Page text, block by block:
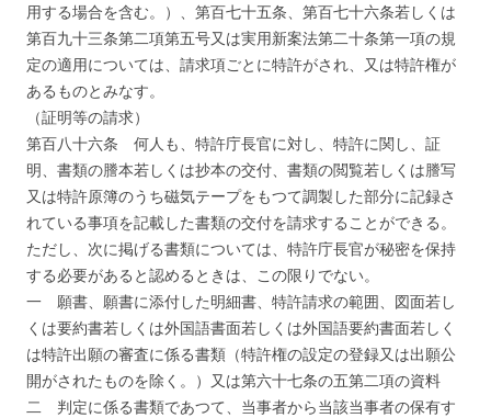
用する場合を含む。）、第百七十五条、第百七十六条若しくは
第百九十三条第二項第五号又は実用新案法第二十条第一項の規
定の適用については、請求項ごとに特許がされ、又は特許権が
あるものとみなす。
（証明等の請求）
第百八十六条 何人も、特許庁長官に対し、特許に関し、証
明、書類の謄本若しくは抄本の交付、書類の閲覧若しくは謄写
又は特許原簿のうち磁気テープをもつて調製した部分に記録さ
れている事項を記載した書類の交付を請求することができる。
ただし、次に掲げる書類については、特許庁長官が秘密を保持
する必要があると認めるときは、この限りでない。
一 願書、願書に添付した明細書、特許請求の範囲、図面若し
くは要約書若しくは外国語書面若しくは外国語要約書面若しく
は特許出願の審査に係る書類（特許権の設定の登録又は出願公
開がされたものを除く。）又は第六十七条の五第二項の資料
二 判定に係る書類であつて、当事者から当該当事者の保有す